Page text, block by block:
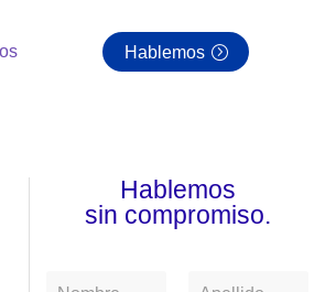
Hablemos
Hablemos
sin compromiso.